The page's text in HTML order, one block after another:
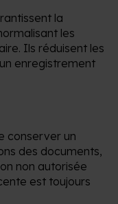
la
les
Ils réduisent les
enregistrement
conserver un
des documents,
non autorisée
est toujours